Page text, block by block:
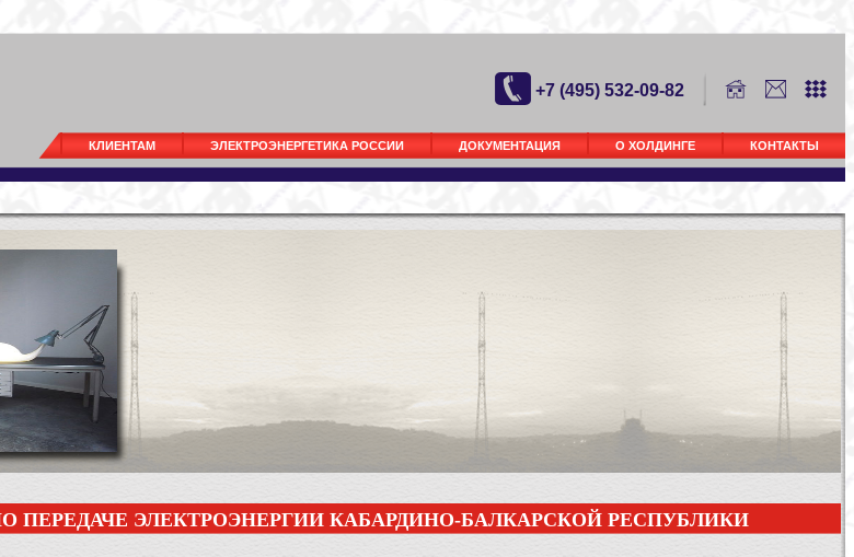
+7 (495) 532-09-82
КЛИЕНТАМ ЭЛЕКТРОЭНЕРГЕТИКА РОССИИ ДОКУМЕНТАЦИЯ О ХОЛДИНГЕ КОНТАКТЫ
ПЕРЕДАЧЕ ЭЛЕКТРОЭНЕРГИИ КАБАРДИНО-БАЛКАРСКОЙ РЕСПУБЛИКИ